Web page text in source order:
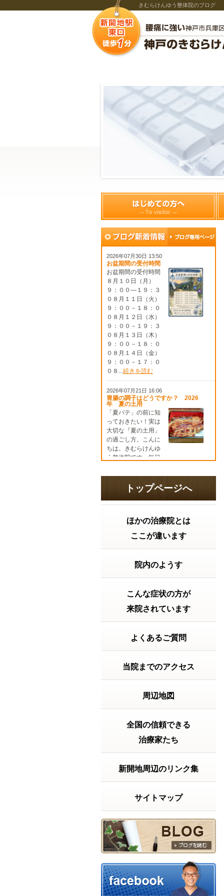
きむらけんゆう整体院のブログ
2026年07月30日 13:50
お盆期間の受付時間
お盆期間の受付時間
８月１０日（月）
９：００―１９：３
０８月１１日（火）
９：００－１８：０
０８月１２日（水）
９：００－１９：３
０８月１３日（木）
９：００－１８：０
０８月１４日（金）
９：００－１７：０
０８...続きを読む
2026年07月21日 16:06
胃腸の調子はどうですか？ 2026
年 夏の土用
「夏バテ」の前に知
っておきたい！実は
大切な『夏の土用」
の過ごし方。こんに
ちは。きむらけんゆ
う整体院です。毎日
すね。「最近なんと
なく疲れやすい…」
「食欲がない」 「胃
が重い」 「寝て...続
2026年07月15日 12:15
2026年7月20日の受付時間
2026年7月20日
時から18時まで受付
～～～～～～～～～
【神戸市兵庫区の整
０８１１神戸... 続きを
2026年06月23日 17:59
【実話】ベッドから立ち上がるの
に・・・
立ち上がるのに、15
とは一生付き合って
な……」もし、あな
少しだけ私の話を聞
合気道と東洋医学に
学ぶ『呼吸と体の
軸』の話！ ① 最近こ
んな方が増えていま
吸が浅い 疲れている
のに休まらない 胸が
ソワソワする朝、起
きた瞬間から「あー
トップページへ
ほかの治療院とは
ここが違います
院内のようす
こんな症状の方が
来院されています
よくあるご質問
当院までのアクセス
周辺地図
全国の信頼できる
治療家たち
新開地周辺のリンク集
サイトマップ